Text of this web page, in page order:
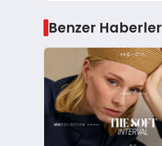
Benzer Haberler